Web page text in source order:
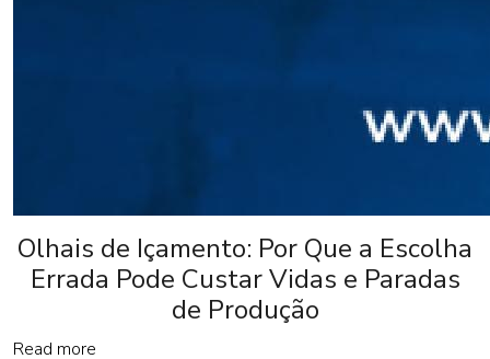
Olhais de Içamento: Por Que a Escolha
Errada Pode Custar Vidas e Paradas
de Produção
Read more